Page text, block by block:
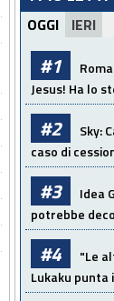
OGGI IERI
#1
Jesus! Ha lo
#2
Sky:
caso di
#3
Idea
potrebbe
#4
"Le
Lukaku punta